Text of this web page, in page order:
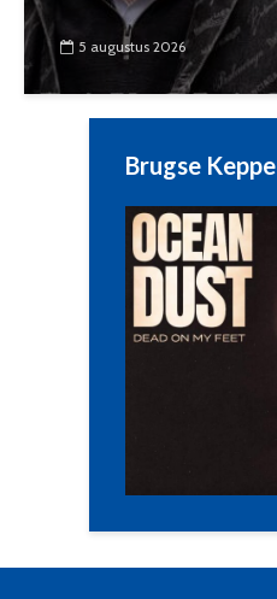
5 augustus 2026
Brugse Keppe